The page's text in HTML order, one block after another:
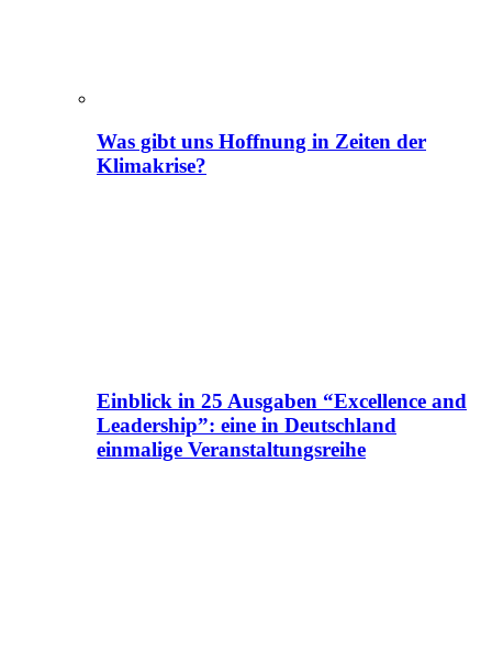
Was gibt uns Hoffnung in Zeiten der
Klimakrise?
Einblick in 25 Ausgaben “Excellence and
Leadership”: eine in Deutschland
einmalige Veranstaltungsreihe